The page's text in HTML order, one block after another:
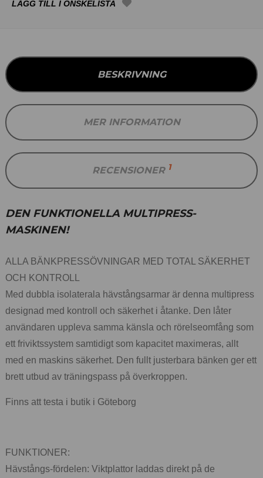
BESKRIVNING
MER INFORMATION
RECENSIONER 1
DEN FUNKTIONELLA MULTIPRESS-
MASKINEN!
ALLA BÄNKPRESSÖVNINGAR MED TOTAL SÄKERHET
OCH KONTROLL
Med dubbla isolaterala hävstångsarmar är denna multipress
designad med kontroll och säkerhet i åtanke. Den låter
användaren uppleva samma känsla och rörelseomfång som
ett friviktssystem samtidigt som kapacitet maximeras, allt
med en maskins säkerhet. Den fullt justerbara bänken ger ett
brett utbud av träningspass på överkroppen.
Finns att testa i butik i Göteborg
FUNKTIONER:
Hävstångs-fördelen: Viktplattor laddas direkt på de